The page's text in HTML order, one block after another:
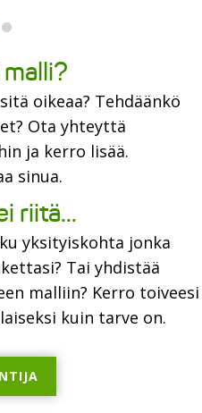
oikeaa? Tehdäänkö
Ota yhteyttä
ja kerro lisää.
sinua.
riitä...
yksityiskohta jonka
Tai yhdistää
malliin? Kerro toiveesi
kuin tarve on.